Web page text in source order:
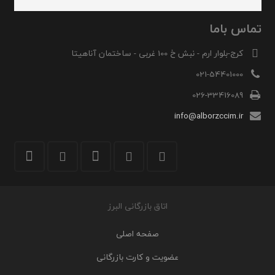
تماس باما
کرج-بلوار ارم - نبش خ 100 غربی - ساختمان آناهیتا
021-54401000
026-33416089
info@alborzccim.ir
اتاق بازرگانی البرز
صفحه اصلی
عضویت و کارت بازرگانی